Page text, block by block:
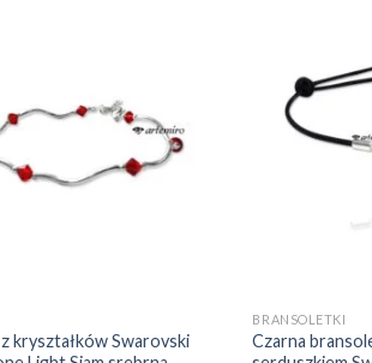
kryształków Swarovski
BRANSOLETKI
Czarna